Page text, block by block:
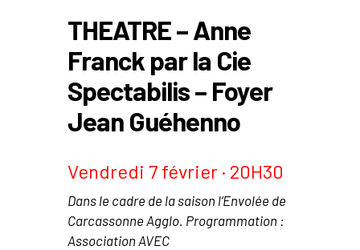
THEATRE – Anne
Franck par la Cie
Spectabilis – Foyer
Jean Guéhenno
Vendredi 7 février · 20H30
Dans le cadre de la saison l’Envolée de
Carcassonne Agglo. Programmation :
Association AVEC